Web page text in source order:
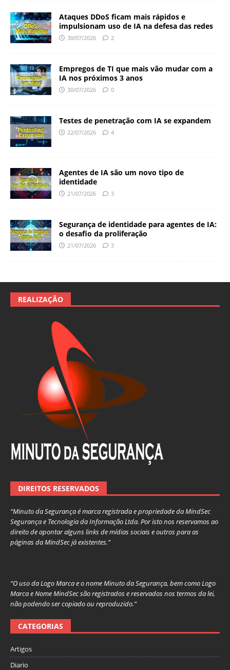
Ataques DDoS ficam mais rápidos e
impulsionam uso de IA na defesa das redes
30/07/2026 2
Empregos de TI que mais vão mudar com a
IA nos próximos 3 anos
30/07/2026 0
Testes de penetração com IA se expandem
22/07/2026 4
Agentes de IA são um novo tipo de
identidade
21/07/2026 3
Segurança de identidade para agentes de IA:
o desafio da proliferação
21/07/2026 3
REALIZAÇÃO
DIREITOS RESERVADOS
“Minuto da Segurança é marca registrada e propriedade da MindSec
Segurança e Tecnologia da Informação Ltda. Por isto nos reservamos ao
direito de apontar alguns links de mídias sociais e outros para as
páginas da MindSec já existentes.”
“O uso da Logo Marca e o nome Minuto da Segurança, bem como Logo
Marca e Nome MindSec são registrados e reservados nos termos da lei,
não podendo ser copiado ou reproduzido.”
CATEGORIAS
Artigos
Diario